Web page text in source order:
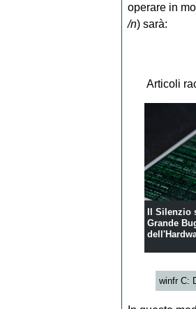
operare in
/n) sarà:
Articoli
Il Silenzio
Grande
winfr C: